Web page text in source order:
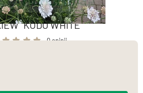
"KUDO WHITE"
0 opinii